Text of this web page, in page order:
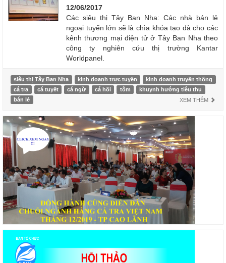
12/06/2017
Các siêu thị Tây Ban Nha: Các nhà bán lẻ
ngoại tuyến lớn sẽ là chìa khóa tạo đà cho các
kênh thương mại điện tử ở Tây Ban Nha theo
công ty nghiên cứu thị trường Kantar
Worldpanel.
siêu thị Tây Ban Nha kinh doanh trực tuyến
kinh doanh truyền thống
cá tra
cá tuyết cá ngừ cá hồi tôm
khuynh hướng tiêu thụ
bán lẻ
XEM THÊM